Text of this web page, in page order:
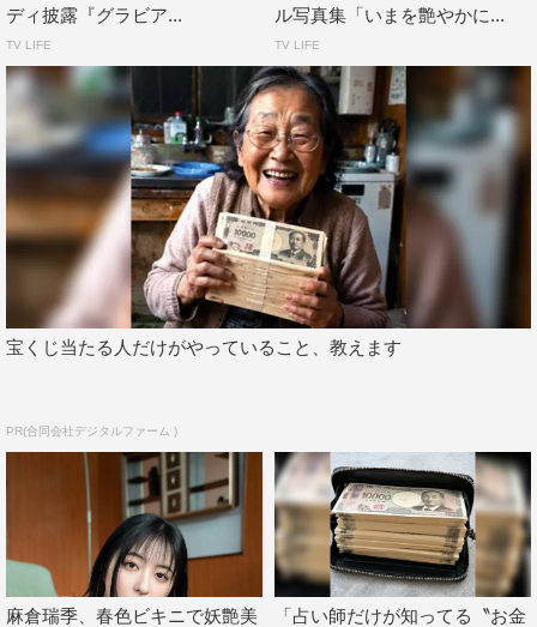
ディ披露『グラビア...
TV LIFE
ル写真集「いまを艶やかに...
TV LIFE
宝くじ当たる人だけがやっていること、教えます
PR(合同会社デジタルファーム )
麻倉瑞季、春色ビキニで妖艶美
「占い師だけが知ってる〝お金